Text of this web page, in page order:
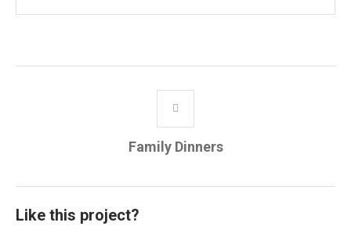
Family Dinners
Like this project?